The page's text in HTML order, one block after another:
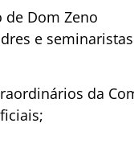
de Dom Zeno
e
da